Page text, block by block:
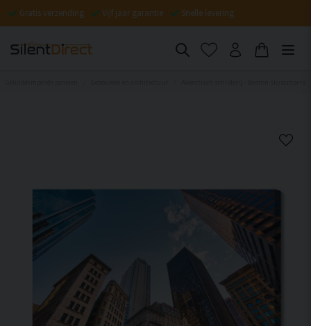
Gratis verzending Vijf jaar garantie Snelle levering